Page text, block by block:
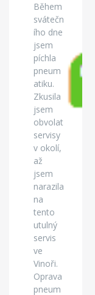
Během
svátečn
ího dne
jsem
píchla
pneum
atiku.
Zkusila
jsem
obvolat
servisy
v okolí,
až
jsem
narazila
na
tento
utulný
servis
ve
Vinoři.
Oprava
pneum